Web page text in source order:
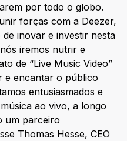
por todo o globo.
forças com a Deezer,
inovar e investir nesta
iremos nutrir e
de “Live Music Video”
e encantar o público
entusiasmados e
ao vivo, a longo
um parceiro
Thomas Hesse, CEO